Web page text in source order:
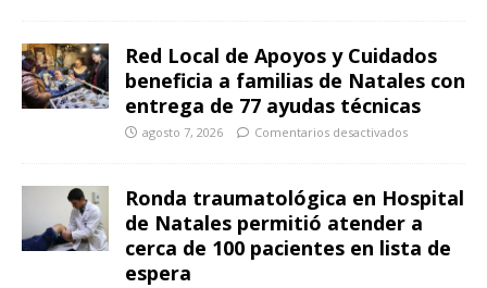
Red Local de Apoyos y Cuidados
beneficia a familias de Natales con
entrega de 77 ayudas técnicas
agosto 7, 2026 Comentarios desactivados
Ronda traumatológica en Hospital
de Natales permitió atender a
cerca de 100 pacientes en lista de
espera